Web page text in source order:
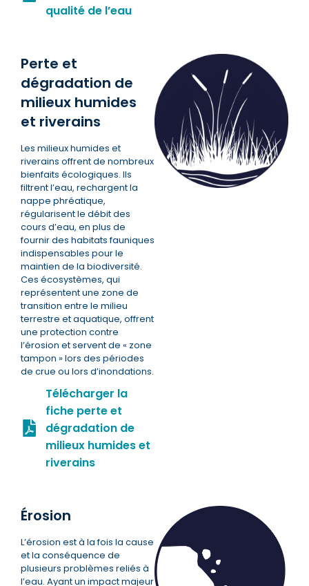
qualité de l’eau
Perte et
dégradation de
milieux humides
et riverains
Les milieux humides et
riverains offrent de nombreux
bienfaits écologiques. Ils
filtrent l’eau, rechargent la
nappe phréatique,
régularisent le débit des
cours d’eau, en plus de
fournir des habitats fauniques
indispensables pour le
maintien de la biodiversité.
Ces écosystèmes, qui
représentent une zone de
transition entre le milieu
terrestre et aquatique, offrent
une protection contre
l’érosion et servent de « zone
tampon » lors des périodes
de crue ou lors d’inondations.
Télécharger la
fiche perte et
dégradation de
milieux humides et
riverains
Érosion
L’érosion est à la fois la cause
et la conséquence de
plusieurs problèmes reliés à
l’eau. Ayant un impact majeur